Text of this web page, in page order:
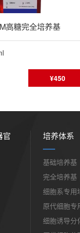
高糖完全培养基
¥450
官 培养体系
基础培养基
完全培养基
细胞系专用
原代细胞专
细胞诱导分